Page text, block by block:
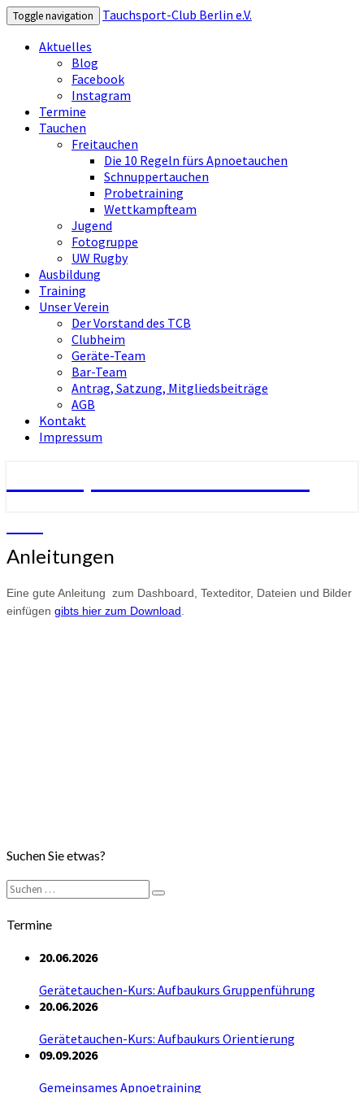
Toggle navigation
Tauchsport-Club Berlin e.V.
Aktuelles
Blog
Facebook
Instagram
Termine
Tauchen
Freitauchen
Die 10 Regeln fürs Apnoetauchen
Schnuppertauchen
Probetraining
Wettkampfteam
Jugend
Fotogruppe
UW Rugby
Ausbildung
Training
Unser Verein
Der Vorstand des TCB
Clubheim
Geräte-Team
Bar-Team
Antrag, Satzung, Mitgliedsbeiträge
AGB
Kontakt
Impressum
Anleitungen
Anleitungen
Eine gute Anleitung zum Dashboard, Texteditor, Dateien und Bilder
einfügen gibts hier zum Download.
Suchen Sie etwas?
Suchen
nach:
Suchen
Termine
20.06.2026
Gerätetauchen-Kurs: Aufbaukurs Gruppenführung
20.06.2026
Gerätetauchen-Kurs: Aufbaukurs Orientierung
09.09.2026
Gemeinsames Apnoetraining